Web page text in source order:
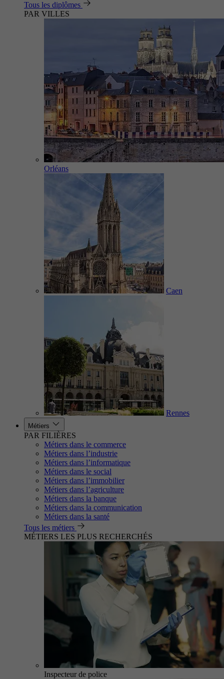
Tous les diplômes
PAR VILLES
Orléans
Caen
Rennes
Métiers
PAR FILIÈRES
Métiers dans le commerce
Métiers dans l’industrie
Métiers dans l’informatique
Métiers dans le social
Métiers dans l’immobilier
Métiers dans l’agriculture
Métiers dans la banque
Métiers dans la communication
Métiers dans la santé
Tous les métiers
MÉTIERS LES PLUS RECHERCHÉS
Inspecteur de police